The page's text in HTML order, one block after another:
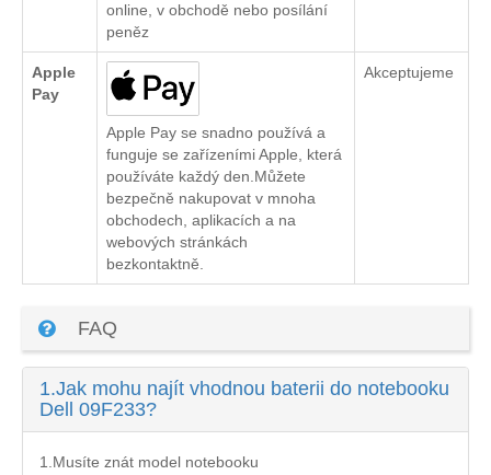
online, v obchodě nebo posílání
peněz
Apple
Pay
Apple Pay se snadno používá a
funguje se zařízeními Apple, která
používáte každý den.Můžete
bezpečně nakupovat v mnoha
obchodech, aplikacích a na
webových stránkách
bezkontaktně.
Akceptujeme
FAQ
1.Jak mohu najít vhodnou baterii do notebooku
Dell 09F233?
1.Musíte znát model notebooku